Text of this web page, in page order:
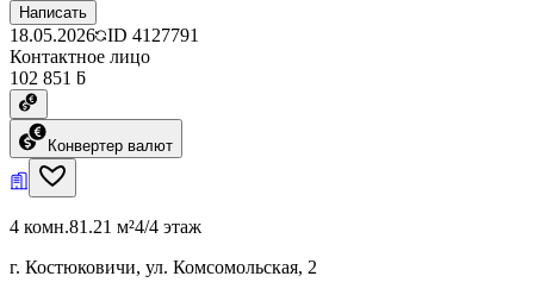
Написать
18.05.2026 ID 4127791
Контактное лицо
102 851 ƃ
Конвертер валют
4 комн.81.21 м²4/4 этаж
г. Костюковичи, ул. Комсомольская, 2